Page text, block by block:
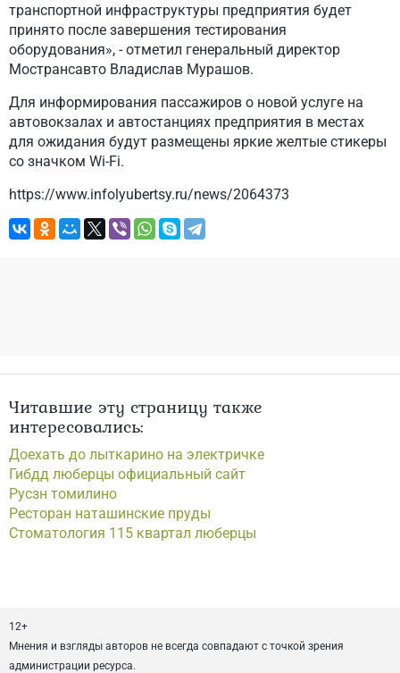
транспортной инфраструктуры предприятия будет
принято после завершения тестирования
оборудования», - отметил генеральный директор
Мострансавто Владислав Мурашов.
Для информирования пассажиров о новой услуге на
автовокзалах и автостанциях предприятия в местах
для ожидания будут размещены яркие желтые стикеры
со значком Wi-Fi.
https://www.infolyubertsy.ru/news/2064373
Читавшие эту страницу также
интересовались:
Доехать до лыткарино на электричке
Гибдд люберцы официальный сайт
Русзн томилино
Ресторан наташинские пруды
Стоматология 115 квартал люберцы
12+
Мнения и взгляды авторов не всегда совпадают с точкой зрения
администрации ресурса.